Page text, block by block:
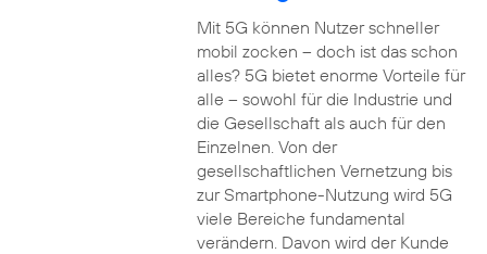
Mit 5G können Nutzer schneller
mobil zocken – doch ist das schon
alles? 5G bietet enorme Vorteile für
alle – sowohl für die Industrie und
die Gesellschaft als auch für den
Einzelnen. Von der
gesellschaftlichen Vernetzung bis
zur Smartphone-Nutzung wird 5G
viele Bereiche fundamental
verändern. Davon wird der Kunde